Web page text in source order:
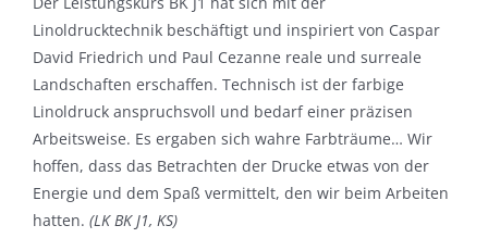
Linoldrucktechnik beschäftigt und inspiriert von Caspar
David Friedrich und Paul Cezanne reale und surreale
Landschaften erschaffen. Technisch ist der farbige
Linoldruck anspruchsvoll und bedarf einer präzisen
Arbeitsweise. Es ergaben sich wahre Farbträume… Wir
hoffen, dass das Betrachten der Drucke etwas von der
Energie und dem Spaß vermittelt, den wir beim Arbeiten
hatten. (LK BK J1, KS)